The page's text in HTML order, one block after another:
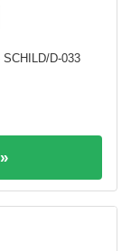
D-033